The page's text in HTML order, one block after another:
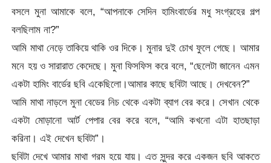
বসলে মুনা আমাকে বলে, “আপনাকে সেদিন হামিংবার্ডের মধু সংগ্রহের গল্প
বলছিলাম না?”
আমি মাথা নেড়ে তাকিয়ে থাকি ওর দিকে। মুনার দুই চোখ ফুলে গেছে। আমার
মনে হয় ও সারারাত কেদেছে। মুনা ফিসফিস করে বলে, “ছেলেটা জানেন এমন
একটা হামিং বার্ডের ছবি একেছিলো।আমার কাছে ছবিটা আছে। দেখবেন?”
আমি মাথা নাড়লে মুনা বেডের নিচ থেকে একটা ব্যাগ বের করে। সেখান থেকে
একটা মোড়ানো আর্ট পেপার বের করে বলে, “আমি কখনো এটা হাতছাড়া
করিনা। এই দেখেন ছবিটা”।
ছবিটা দেখে আমার মাথা গরম হয়ে যায়। এত সুন্দর করে একজন ছবি আকতে